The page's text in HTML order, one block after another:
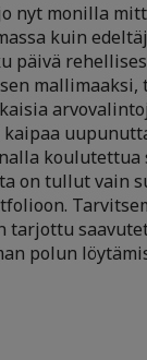
nyt monilla
kuin
päivä
kaipaa
koulutettua
on tullut vain
tarjottu
polun